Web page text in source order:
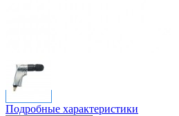
Подробные характеристики